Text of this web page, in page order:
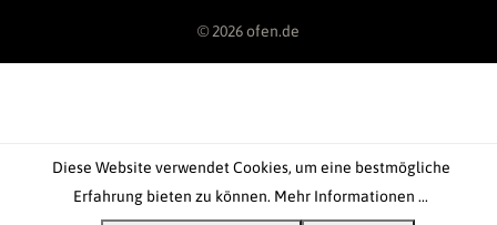
© 2026 ofen.de
Diese Website verwendet Cookies, um eine bestmögliche
Erfahrung bieten zu können. Mehr Informationen ...